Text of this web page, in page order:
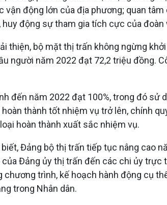
động lớn của địa phương; quan
động sự tham gia tích cực của đoàn
thiện, bộ mặt thị trấn không ngừng
người năm 2022 đạt 72,2 triệu đồng.
đến năm 2022 đạt 100%, trong đó sử
thành tốt nhiệm vụ trở lên, chính
hoàn thành xuất sắc nhiệm vụ.
Đảng bộ thị trấn tiếp tục nâng cao
Đảng ủy thị trấn đến các chi ủy trực
trình, kế hoạch hành động cụ
trong Nhân dân.